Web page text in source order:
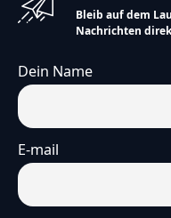
Bleib auf dem
Nachrichten
Dein Name
E-mail